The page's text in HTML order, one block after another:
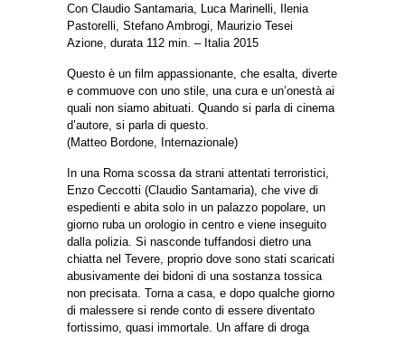
Con Claudio Santamaria, Luca Marinelli, Ilenia
Pastorelli, Stefano Ambrogi, Maurizio Tesei
Azione, durata 112 min. – Italia 2015
Questo è un film appassionante, che esalta, diverte
e commuove con uno stile, una cura e un’onestà ai
quali non siamo abituati. Quando si parla di cinema
d’autore, si parla di questo.
(Matteo Bordone, Internazionale)
In una Roma scossa da strani attentati terroristici,
Enzo Ceccotti (Claudio Santamaria), che vive di
espedienti e abita solo in un palazzo popolare, un
giorno ruba un orologio in centro e viene inseguito
dalla polizia. Si nasconde tuffandosi dietro una
chiatta nel Tevere, proprio dove sono stati scaricati
abusivamente dei bidoni di una sostanza tossica
non precisata. Torna a casa, e dopo qualche giorno
di malessere si rende conto di essere diventato
fortissimo, quasi immortale. Un affare di droga